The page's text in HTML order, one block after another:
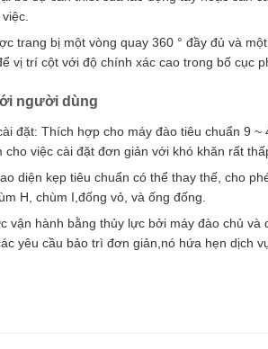
trang bị một vòng quay 360 ° đầy đủ và
vị trí cột với độ chính xác cao trong bố cục
người dùng
đặt: Thích hợp cho máy đào tiêu chuẩn 9 ~
việc cài đặt đơn giản với khó khăn rất
diện kẹp tiêu chuẩn có thể thay thế, cho
H, chùm I,đống vỏ, và ống đống.
vận hành bằng thủy lực bởi máy đào chủ và
yêu cầu bảo trì đơn giản,nó hứa hẹn dịch